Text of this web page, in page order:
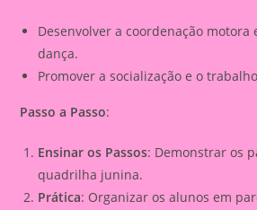
Desenvolver a coordenação motora
dança.
Promover a socialização e o
Passo a Passo:
Ensinar os Passos: Demonstrar os
quadrilha junina.
Prática: Organizar os alunos em